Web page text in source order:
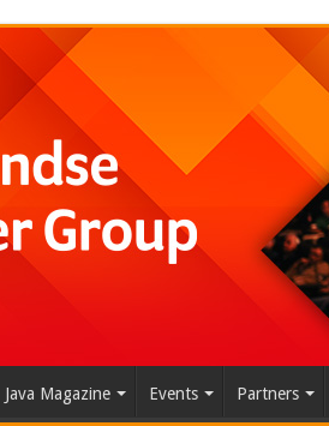
Java Magazine Events Partners